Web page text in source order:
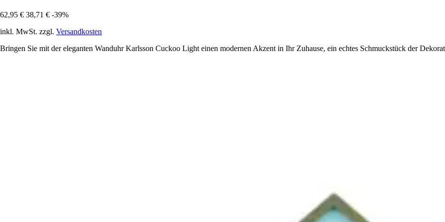
62,95 € 38,71 € -39%
inkl. MwSt. zzgl. Versandkosten
Bringen Sie mit der eleganten Wanduhr Karlsson Cuckoo Light einen modernen Akzent in Ihr Zuhause, ein echtes Schmuckstück der